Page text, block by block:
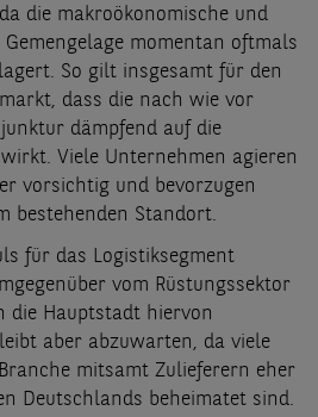
die makroökonomische und
momentan oftmals
So gilt insgesamt für den
dass die nach wie vor
dämpfend auf die
Viele Unternehmen agieren
vorsichtig und bevorzugen
bestehenden Standort.
für das Logistiksegment
vom Rüstungssektor
die Hauptstadt hiervon
aber abzuwarten, da viele
mitsamt Zulieferern eher
Deutschlands beheimatet sind.